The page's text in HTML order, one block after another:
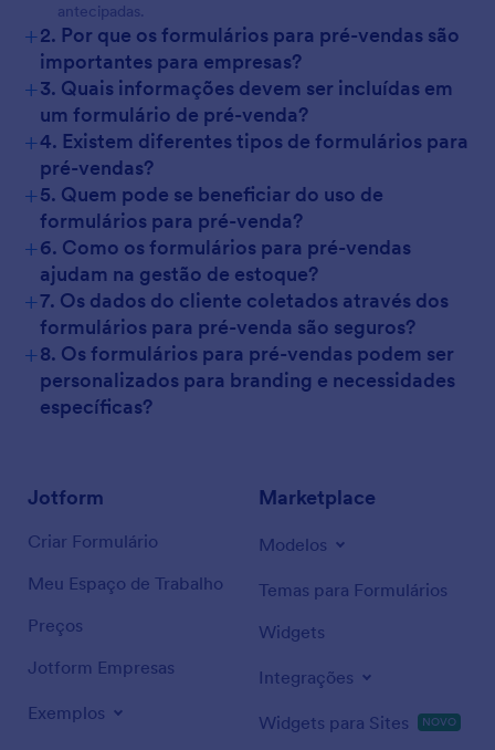
antecipadas.
+2. Por que os formulários para pré-vendas são
importantes para empresas?
+3. Quais informações devem ser incluídas em
um formulário de pré-venda?
+4. Existem diferentes tipos de formulários para
pré-vendas?
+5. Quem pode se beneficiar do uso de
formulários para pré-venda?
+6. Como os formulários para pré-vendas
ajudam na gestão de estoque?
+7. Os dados do cliente coletados através dos
formulários para pré-venda são seguros?
+8. Os formulários para pré-vendas podem ser
personalizados para branding e necessidades
específicas?
Jotform
Criar Formulário
Meu Espaço de Trabalho
Preços
Jotform Empresas
Exemplos
Marketplace
Modelos
Temas para Formulários
Widgets
Integrações
Widgets para Sites NOVO